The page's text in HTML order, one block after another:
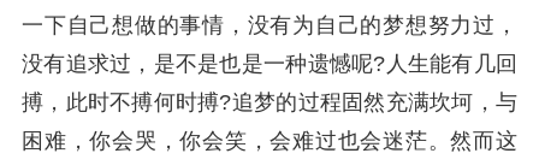
一下自己想做的事情，没有为自己的梦想努力过，
没有追求过，是不是也是一种遗憾呢?人生能有几回
搏，此时不搏何时搏?追梦的过程固然充满坎坷，与
困难，你会哭，你会笑，会难过也会迷茫。然而这